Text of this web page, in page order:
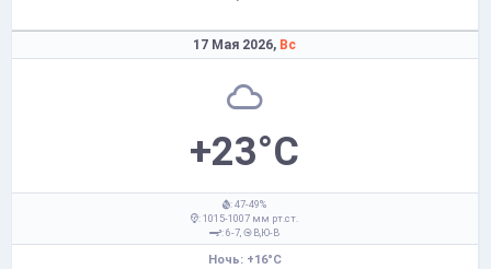
17 Мая 2026, Вс
+23°C
: 47-49%
: 1015-1007 мм рт.ст.
: 6-7,
В,Ю-В
Ночь: +16°C